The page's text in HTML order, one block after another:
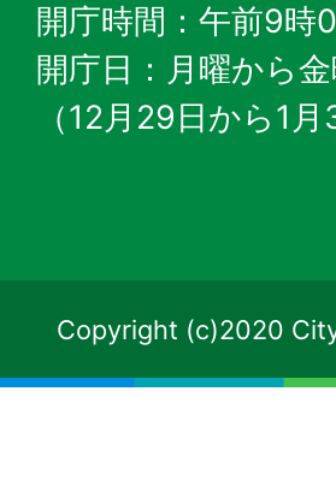
開庁時間：午前9
開庁日：月曜から
（12月29日から1
Copyright (c)2020